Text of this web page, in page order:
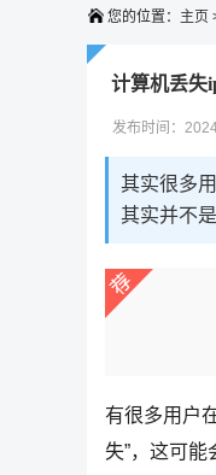
您的位置： 主页
计算机丢失
发布时间：
其实很多
其实并不
有很多用户
失”，这可能